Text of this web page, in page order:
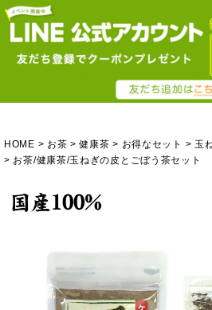
HOME お茶 健康茶 お得なセット
玉
お茶/健康茶/玉ねぎの皮とごぼう茶セット